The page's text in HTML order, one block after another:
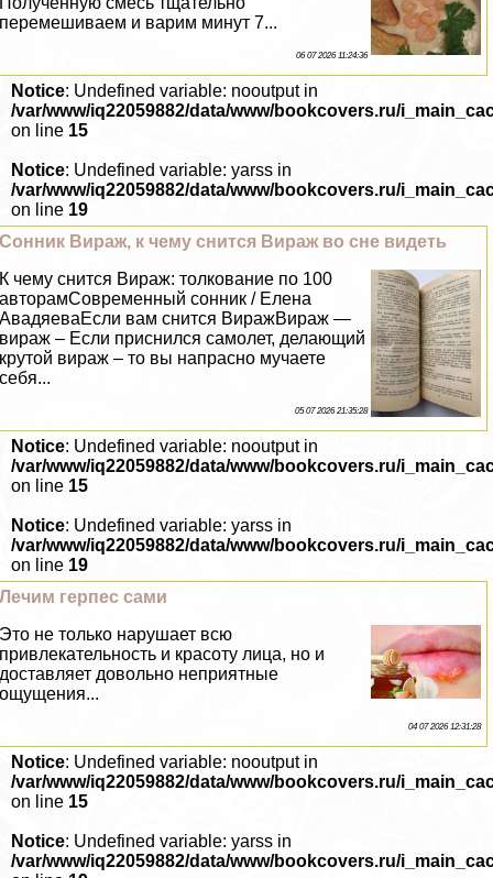
перемешиваем и варим минут 7...
06 07 2026 11:24:36
Notice: Undefined variable: nooutput in
/var/www/iq22059882/data/www/bookcovers.ru/
on line 15
Notice: Undefined variable: yarss in
/var/www/iq22059882/data/www/bookcovers.ru/
on line 19
Сонник Вираж, к чему снится Вираж во сне видеть
К чему снится Вираж: толкование по 100
авторамСовременный сонник / Елена
АвадяеваЕсли вам снится ВиражВираж —
вираж – Если приснился самолет, делающий
крутой вираж – то вы напрасно мучаете
себя...
05 07 2026 21:35:28
Notice: Undefined variable: nooutput in
/var/www/iq22059882/data/www/bookcovers.ru/
on line 15
Notice: Undefined variable: yarss in
/var/www/iq22059882/data/www/bookcovers.ru/
on line 19
Лечим гepпeс сами
Это не только нарушает всю
привлекательность и красоту лица, но и
доставляет довольно неприятные
ощущения...
04 07 2026 12:31:28
Notice: Undefined variable: nooutput in
/var/www/iq22059882/data/www/bookcovers.ru/
on line 15
Notice: Undefined variable: yarss in
/var/www/iq22059882/data/www/bookcovers.ru/